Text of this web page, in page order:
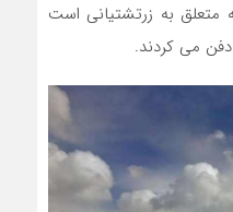
به زرتشتیانی است
می کردند.